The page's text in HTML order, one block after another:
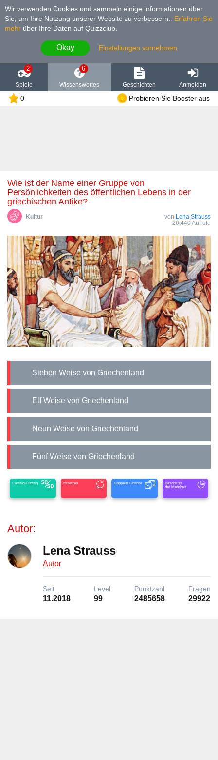
Wir verwenden Cookies und sammeln einige Informationen über
Sie, um Ihre Nutzung unserer Website zu verbessern.
Erfahren Sie
mehr über Ihre Daten auf Quizzclub.
Okay Einstellungen vornehmen
2
Spiele
6
Wissenswertes Geschichten Anmelden
0 Probieren Sie Booster aus
Wie ist der Name einer Gruppe von
Persönlichkeiten des öffentlichen Lebens in der
griechischen Antike?
Kultur von Lena Strauss
26.440 Aufrufe
Sieben Weise von Griechenland
Elf Weise von Griechenland
Neun Weise von Griechenland
Fünf Weise von Griechenland
Fünfzig-Fünfzig Ersetzen Doppelte Chance
Beschluss
der Mehrheit
Autor:
Lena Strauss
Autor
Seit
11.2018
Level
99
Punktzahl
2485658
Fragen
29922